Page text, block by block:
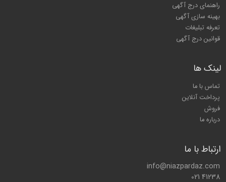
راهنمای درج آگهی
بهینه سازی آگهی
تعرفه تبلیغات
قوانین درج آگهی
لینک ها
تماس با ما
پرداخت آنلاین
فروش
درباره ما
ارتباط با ما
info@niazpardaz.com
021 41238